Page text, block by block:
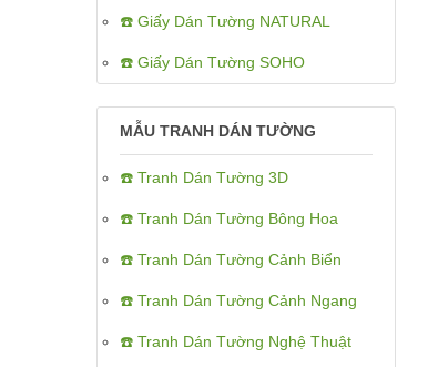
☎️ Giấy Dán Tường NATURAL
☎️ Giấy Dán Tường SOHO
MẪU TRANH DÁN TƯỜNG
☎️ Tranh Dán Tường 3D
☎️ Tranh Dán Tường Bông Hoa
☎️ Tranh Dán Tường Cảnh Biển
☎️ Tranh Dán Tường Cảnh Ngang
☎️ Tranh Dán Tường Nghệ Thuật